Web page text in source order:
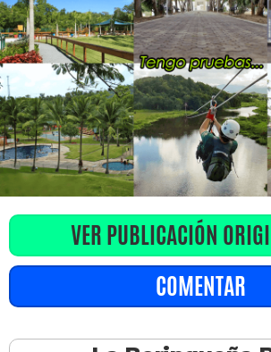
VER PUBLICACIÓN
COMENTAR